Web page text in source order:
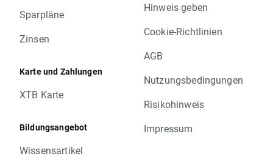
Sparpläne
Zinsen
Karte und Zahlungen
XTB Karte
Bildungsangebot
Wissensartikel
Hinweis geben
Cookie-Richtlinien
AGB
Nutzungsbedingungen
Risikohinweis
Impressum